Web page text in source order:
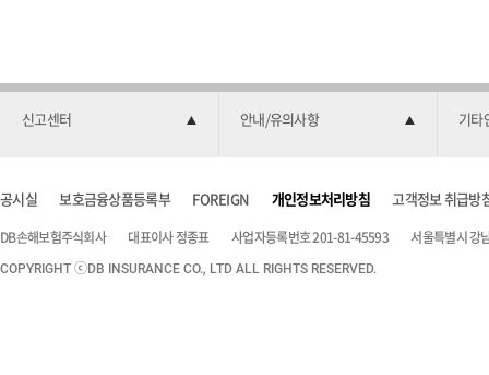
신고센터 안내/유의사항 기타
공시실 보호금융상품등록부 FOREIGN 개인정보처리방침 고객정보 취급방
DB손해보험주식회사 대표이사 정종표 사업자등록번호 201-81-45593 서울특별시 강
COPYRIGHT ⓒDB INSURANCE CO., LTD ALL RIGHTS RESERVED.